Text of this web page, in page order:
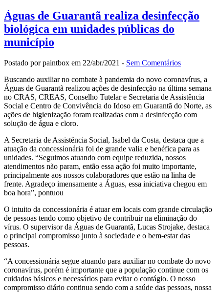
Águas de Guarantã realiza desinfecção
biológica em unidades públicas do
município
Postado por paintbox em 22/abr/2021 - Sem Comentários
Buscando auxiliar no combate à pandemia do novo coronavírus, a
Águas de Guarantã realizou ações de desinfecção na última semana
no CRAS, CREAS, Conselho Tutelar e Secretaria de Assistência
Social e Centro de Convivência do Idoso em Guarantã do Norte, as
ações de higienização foram realizadas com a desinfecção com
solução de água e cloro.
A Secretaria de Assistência Social, Isabel da Costa, destaca que a
atuação da concessionária foi de grande valia e benéfica para as
unidades. “Seguimos atuando com equipe reduzida, nossos
atendimentos não param, então essa ação foi muito importante,
principalmente aos nossos colaboradores que estão na linha de
frente. Agradeço imensamente a Águas, essa iniciativa chegou em
boa hora”, pontuou
O intuito da concessionária é atuar em locais com grande circulação
de pessoas tendo como objetivo de contribuir na eliminação do
vírus. O supervisor da Águas de Guarantã, Lucas Strojake, destaca
o principal compromisso junto à sociedade e o bem-estar das
pessoas.
“A concessionária segue atuando para auxiliar no combate do novo
coronavírus, porém é importante que a população continue com os
cuidados básicos e necessários para evitar o contágio. O nosso
compromisso diário continua sendo com a saúde das pessoas, nossa